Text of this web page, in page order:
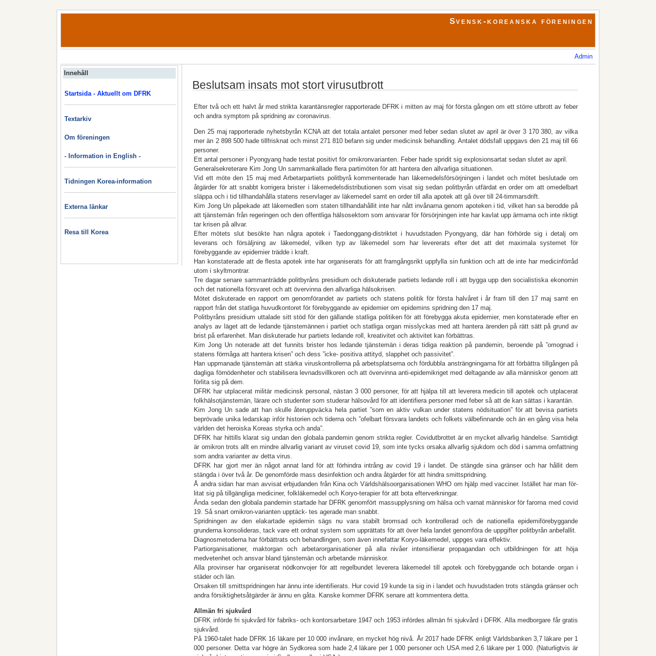
Svensk-koreanska föreningen
Admin
Innehåll
Startsida - Aktuellt om DFRK
Textarkiv
Om föreningen
- Information in English -
Tidningen Korea-information
Externa länkar
Resa till Korea
Beslutsam insats mot stort virusutbrott
Efter två och ett halvt år med strikta karantänsregler rapporterade DFRK i mitten av maj för första gången om ett större utbrott av feber
och andra symptom på spridning av corona­virus.
Den 25 maj rapporterade nyhetsbyrån KCNA att det totala antalet personer med feber sedan slutet av april är över 3 170 380, av vilka
mer än 2 898 500 hade tillfrisknat och minst 271 810 befann sig under medicinsk behandling. Antalet dödsfall uppgavs den 21 maj till 66
personer.
Ett antal personer i Pyongyang hade testat positivt för omikronvarianten. Feber hade spridit sig explosionsartat sedan slutet av april.
Generalsekreterare Kim Jong Un sammankallade flera partimöten för att hantera den allvarliga situationen.
Vid ett möte den 15 maj med Arbetarpartiets politbyrå kommenterade han läkemedelsförsörjningen i landet och mötet beslutade om
åtgärder för att snabbt korrigera brister i läkemedelsdistributionen som visat sig sedan politbyrån utfärdat en order om att omedelbart
släppa och i tid tillhandahålla statens reservlager av läkemedel samt en order till alla apotek att gå över till 24-timmarsdrift.
Kim Jong Un påpekade att läkemedlen som staten tillhandahållit inte har nått invånarna genom apoteken i tid, vilket han sa berodde på
att tjänstemän från regeringen och den offentliga hälsosektorn som ansvarar för försörjningen inte har kavlat upp ärmarna och inte riktigt
tar krisen på allvar.
Efter mötets slut besökte han några apotek i Taedonggang-distriktet i huvudstaden Pyong­yang, där han förhörde sig i detalj om
leverans och försäljning av läkemedel, vilken typ av läkemedel som har levererats efter det att det maximala systemet för
förebyggande av epidemier trädde i kraft.
Han konstaterade att de flesta apotek inte har organiserats för att framgångsrikt uppfylla sin funktion och att de inte har me­di­cinförråd
utom i skyltmontrar.
Tre dagar senare sammanträdde politbyråns presidium och diskuterade partiets ledande roll i att bygga upp den socialistiska ekonomin
och det nationella försvaret och att övervinna den allvarliga hälsokrisen.
Mötet diskuterade en rapport om genomförandet av partiets och statens politik för första halvåret i år fram till den 17 maj samt en
rapport från det statliga huvudkontoret för förebyggande av epidemier om epidemins spridning den 17 maj.
Politbyråns presidium uttalade sitt stöd för den gällande statliga politiken för att förebygga akuta epidemier, men konstaterade efter en
analys av läget att de ledande tjänstemännen i partiet och statliga organ misslyckas med att hantera ärenden på rätt sätt på grund av
brist på erfarenhet. Man diskuterade hur partiets ledande roll, kreativitet och aktivitet kan förbättras.
Kim Jong Un noterade att det funnits brister hos ledande tjänstemän i deras tidiga reaktion på pandemin, beroende på ”omognad i
statens förmåga att hantera krisen” och dess ”icke- positiva attityd, slapphet och passivitet”.
Han uppmanade tjänstemän att stärka viruskontrollerna på arbetsplatserna och fördubbla ansträngningarna för att förbättra tillgången på
dagliga förnödenheter och stabilisera levnadsvillkoren och att övervinna anti-epidemikriget med deltagande av alla människor genom att
förlita sig på dem.
DFRK har utplacerat militär medicinsk personal, nästan 3 000 personer, för att hjälpa till att leverera medicin till apotek och utplacerat
folkhälsotjänstemän, lärare och studenter som studerar hälsovård för att identifiera personer med feber så att de kan sättas i karantän.
Kim Jong Un sade att han skulle återuppväcka hela partiet ”som en aktiv vulkan under statens nödsituation” för att bevisa partiets
beprövade unika ledarskap inför historien och tiderna och ”ofelbart försvara landets och folkets välbefinnande och än en gång visa hela
världen det heroiska Koreas styrka och anda”.
DFRK har hittills klarat sig undan den globala pandemin genom strikta regler. Covidutbrottet är en mycket allvarlig händelse. Samtidigt
är omikron trots allt en mindre allvarlig variant av viruset covid 19, som inte tycks orsaka allvarlig sjukdom och död i samma omfattning
som andra varianter av detta virus.
DFRK har gjort mer än något annat land för att förhindra intrång av covid 19 i landet. De stängde sina gränser och har hållit dem
stängda i över två år. De genomförde mass­ desinfektion och andra åtgärder för att hindra smittspridning.
Å andra sidan har man avvisat erbjudanden från Kina och Världshälsoorganisationen WHO om hjälp med vacciner. Istället har man för-
litat sig på tillgängliga mediciner, folk­läkemedel och Koryo-terapier för att bota efterverkningar.
Ända sedan den globala pandemin startade har DFRK genomfört massupplysning om hälsa och varnat människor för farorna med covid
19. Så snart omikron-varianten upptäck- tes agerade man snabbt.
Spridningen av den elakartade epidemin sägs nu vara stabilt bromsad och kontrollerad och de nationella epidemiförebyggande
grunderna konsolideras, tack vare ett ordnat system som upprättats för att över hela landet genomföra de uppgifter politbyrån anbefallit.
Diagnosmetoderna har förbättrats och behandlingen, som även innefattar Koryo-läkemedel, uppges vara effektiv.
Partiorganisationer, maktorgan och arbetarorganisationer på alla nivåer intensifierar propagandan och utbildningen för att höja
medvetenhet och ansvar bland tjänstemän och arbetande människor.
Alla provinser har organiserat nödkonvojer för att regelbundet leverera läkemedel till apotek och förebyggande och botande organ i
städer och län.
Orsaken till smittspridningen har ännu inte identifierats. Hur covid 19 kunde ta sig in i landet och huvudstaden trots stängda gränser och
and­ra försiktighetsåtgärder är ännu en gåta. Kanske kommer DFRK senare att kommentera detta.
Allmän fri sjukvård
DFRK införde fri sjukvård för fabriks- och kontorsarbetare 1947 och 1953 infördes allmän fri sjukvård i DFRK. Alla medborgare får gratis
sjukvård.
På 1960-talet hade DFRK 16 läkare per 10 000 invånare, en mycket hög nivå. År 2017 hade DFRK enligt Världsbanken 3,7 läkare per 1
000 personer. Detta var högre än Sydkorea som hade 2,4 läkare per 1 000 personer och USA med 2,6 läkare per 1 000. (Naturligtvis är